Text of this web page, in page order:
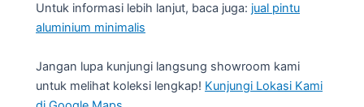
Untuk informasi lebih lanjut, baca juga: jual pintu
aluminium minimalis
Jangan lupa kunjungi langsung showroom kami
untuk melihat koleksi lengkap! Kunjungi Lokasi Kami